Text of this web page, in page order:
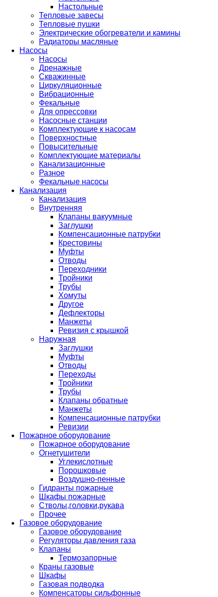
Настольные
Тепловые завесы
Тепловые пушки
Электрические обогреватели и камины
Радиаторы масляные
Насосы
Насосы
Дренажные
Скважинные
Циркуляционные
Вибрационные
Фекальные
Для опрессовки
Насосные станции
Комплектующие к насосам
Поверхностные
Повысительные
Комплектующие материалы
Канализационные
Разное
Фекальные насосы
Канализация
Канализация
Внутренняя
Клапаны вакуумные
Заглушки
Компенсационные патрубки
Крестовины
Муфты
Отводы
Переходники
Тройники
Трубы
Хомуты
Другое
Дефлекторы
Манжеты
Ревизия с крышкой
Наружная
Заглушки
Муфты
Отводы
Переходы
Тройники
Трубы
Клапаны обратные
Манжеты
Компенсационные патрубки
Ревизии
Пожарное оборудование
Пожарное оборудование
Огнетушители
Углекислотные
Порошковые
Воздушно-пенные
Гидранты пожарные
Шкафы пожарные
Стволы,головки,рукава
Прочее
Газовое оборудование
Газовое оборудование
Регуляторы давления газа
Клапаны
Термозапорные
Краны газовые
Шкафы
Газовая подводка
Компенсаторы сильфонные